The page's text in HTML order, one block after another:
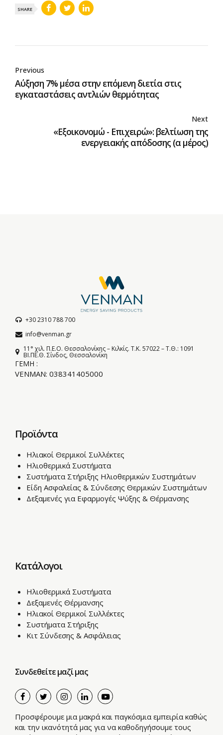
SHARE
Previous
Αύξηση 7% μέσα στην επόμενη διετία στις
εγκαταστάσεις αντλιών θερμότητας
Next
«Εξοικονομώ - Επιχειρώ»: βελτίωση της
ενεργειακής απόδοσης (α μέρος)
+30 2310 788 700
info@venman.gr
11° χιλ. Π.Ε.Ο. Θεσσαλονίκης – Κιλκίς. T.K. 57022 – Τ.Θ.: 1091
BI.ΠΕ.Θ. Σίνδος, Θεσσαλονίκη
ΓΕΜΗ :
VENMAN: 038341405000
Προϊόντα
Ηλιακοί Θερμικοί Συλλέκτες
Ηλιοθερμικά Συστήματα
Συστήματα Στήριξης Ηλιοθερμικών Συστημάτων
Είδη Ασφαλείας & Σύνδεσης Θερμικών Συστημάτων
Δεξαμενές για Εφαρμογές Ψύξης & Θέρμανσης
Κατάλογοι
Ηλιοθερμικά Συστήματα
Δεξαμενές Θέρμανσης
Ηλιακοί Θερμικοί Συλλέκτες
Συστήματα Στήριξης
Κιτ Σύνδεσης & Ασφάλειας
Συνδεθείτε μαζί μας
Προσφέρουμε μια μακρά και παγκόσμια εμπειρία καθώς
και την ικανότητά μας για να καθοδηγήσουμε τους